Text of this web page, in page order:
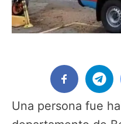
Una persona fue